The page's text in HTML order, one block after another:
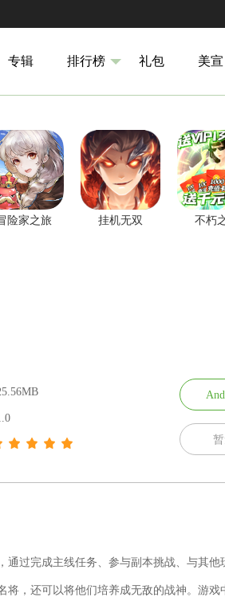
专辑 排行榜 礼包 美宣
险家之旅 挂机无双 不朽
过完成主线任务、参与副本挑战、与其他
，还可以将他们培养成无敌的战神。游戏